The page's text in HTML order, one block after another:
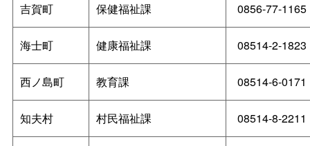
吉賀町 保健福祉課 0856-77-1165
海士町 健康福祉課 08514-2-1823
西ノ島町 教育課 08514-6-0171
知夫村 村民福祉課 08514-8-2211